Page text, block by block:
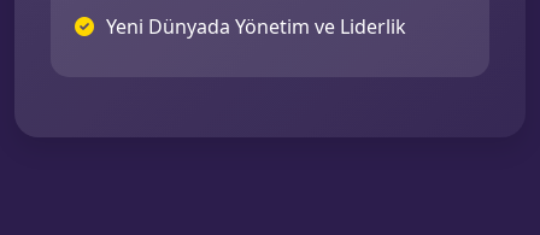
Yeni Dünyada Yönetim ve Liderlik